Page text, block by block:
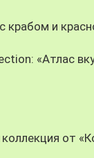
и
«Атлас
от